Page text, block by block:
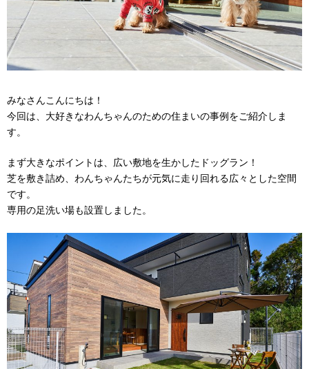
みなさんこんにちは！
今回は、大好きなわんちゃんのための住まいの事例をご紹介しま
す。
まず大きなポイントは、広い敷地を生かしたドッグラン！
芝を敷き詰め、わんちゃんたちが元気に走り回れる広々とした空間
です。
専用の足洗い場も設置しました。